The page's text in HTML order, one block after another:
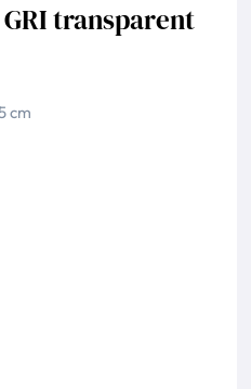
transparent
cm